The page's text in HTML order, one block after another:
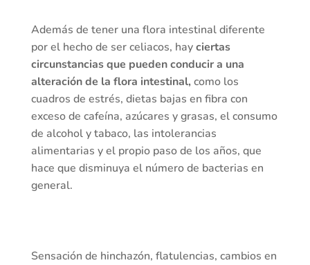
Además de tener una flora intestinal diferente
por el hecho de ser celiacos, hayciertas
circunstancias que pueden conducir a una
alteración de la flora intestinal, como los
cuadros de estrés, dietas bajas en fibra con
exceso de cafeína, azúcares y grasas, el consumo
de alcohol y tabaco, las intolerancias
alimentarias y el propio paso de los años, que
hace que disminuya el número de bacterias en
general.
Sensación de hinchazón, flatulencias, cambios en